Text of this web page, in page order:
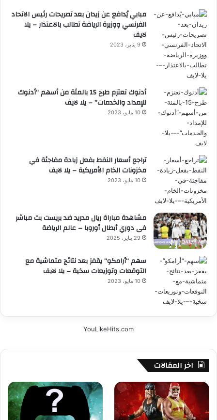
مبابي يُدافع عن زيدان بعد تصريحات رئيس الاتحاد
الفرنسي ووزيرة الرياضة تطالب بالاعتذار – يلا
لايف
9 يناير، 2023
أدنوك تعتزم طرح 15 بالمئة من أسهم “أدنوك
للإمداد والخدمات” – يلا لايف
10 مايو، 2023
تراجع أسعار النفط بفعل زيادة مفاجئة في
مخزونات الخام الأمريكية – يلا لايف
10 مايو، 2023
مشاهدة مباراة ريال مدريد ضد بريست بث مباشر
فى دوري أبطال أوروبا – عالم الرياضة
29 يناير، 2025
سهم “أرامكو” يقفز بعد نتائج متماشية مع
التوقعات وتوزيعات سخية – يلا لايف
10 مايو، 2023
YouLikeHits.com
اخر المقالات